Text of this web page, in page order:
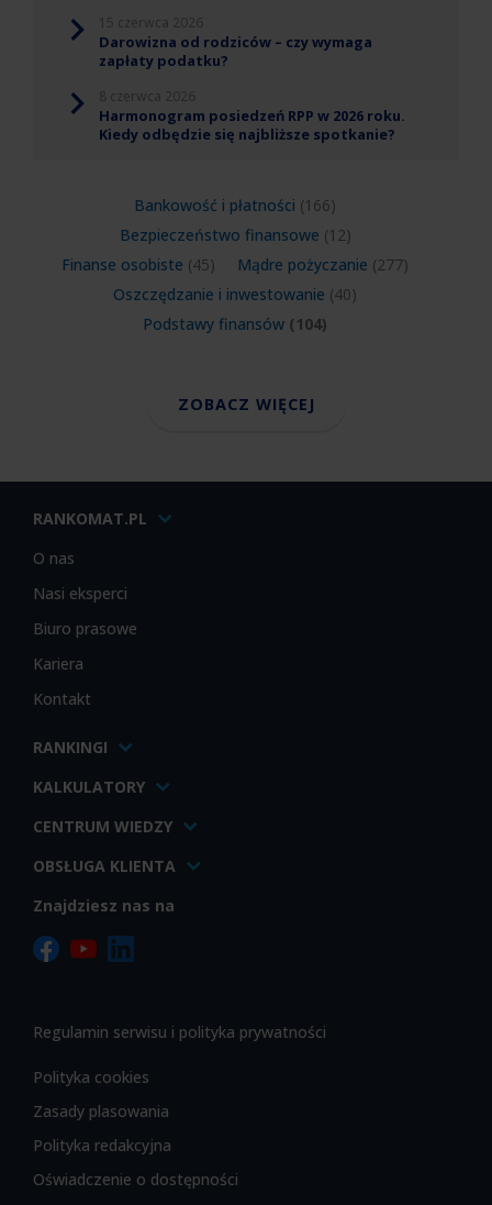
Darowizna od rodziców – czy wymaga
zapłaty podatku?
Harmonogram posiedzeń RPP w 2026 roku.
Kiedy odbędzie się najbliższe spotkanie?
Bankowość i płatności (166)
Bezpieczeństwo finansowe (12)
Finanse osobiste (45) Mądre pożyczanie (277)
Oszczędzanie i inwestowanie (40)
Podstawy finansów (104)
ZOBACZ WIĘCEJ
RANKOMAT.PL
O nas
Nasi eksperci
Biuro prasowe
Kariera
Kontakt
RANKINGI
KALKULATORY
CENTRUM WIEDZY
OBSŁUGA KLIENTA
Znajdziesz nas na
Regulamin serwisu i polityka prywatności
Polityka cookies
Zasady plasowania
Polityka redakcyjna
Oświadczenie o dostępności